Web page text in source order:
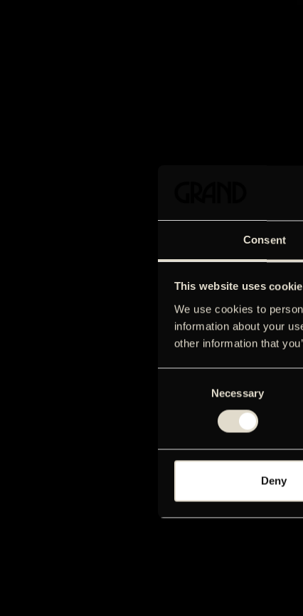
Consent
This website uses
We use cookies to
information about your
other information that
Necessary
Deny